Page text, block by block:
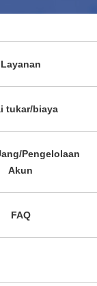
Layanan
tukar/biaya
Pengelolaan
Akun
FAQ